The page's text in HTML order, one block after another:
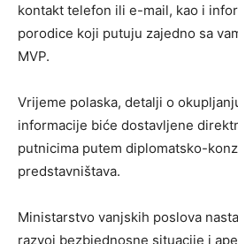
kontakt telefon ili e-mail, kao i
porodice koji putuju zajedno sa
MVP.
Vrijeme polaska, detalji o
informacije biće dostavljene
putnicima putem diplomatsko-
predstavništava.
Ministarstvo vanjskih poslova
razvoj bezbjednosne situacije i